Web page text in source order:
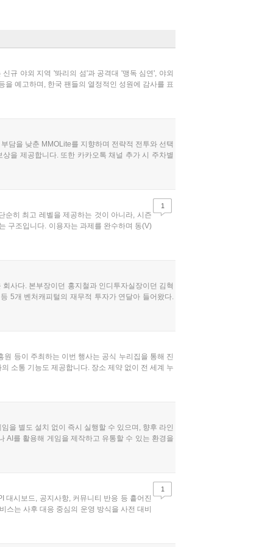
규 야외 지역 '똬리의 섬'과 공격대 '맹독 심연', 야외
예고하며, 한국 팬들의 열정적인 성원에 감사를 표
담을 낮춘 MMOLite를 지향하며 전략적 전투와 선택
을 제공합니다. 또한 카카오톡 채널 추가 시 주차별
순히 최고 레벨을 제공하는 것이 아니라, 시즌
구조입니다. 이용자는 과제를 완수하며 동(V)
1
사다. 본부장이던 홍지철과 인디투자실장이던 김혁
5개 벤처캐피털의 재무적 투자가 연달아 들어왔다.
등이 주최하는 이번 행사는 공식 누리집을 통해 진
소통 기능도 제공합니다. 장소 제약 없이 전 세계 누
을 별도 설치 없이 즉시 실행할 수 있으며, 향후 라인
AI를 활용해 게임을 제작하고 유통할 수 있는 환경을
대시보드, 공지사항, 커뮤니티 반응 등 흩어진
는 사후 대응 중심의 운영 방식을 사전 대비
1